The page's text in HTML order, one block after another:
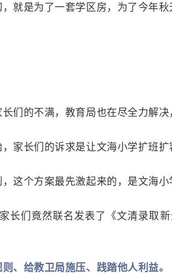
就是为了一套学区房，为了今年秋
长们的不满，教育局也在尽全力解
家长们的诉求是让文海小学扩班扩
这个方案最先激起来的，是文海小
长们竟然联名发表了《文清录取
、给教卫局施压、践踏他人利益。